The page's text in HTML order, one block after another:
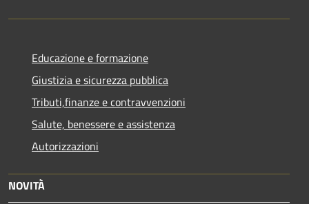
Educazione e formazione
Giustizia e sicurezza pubblica
Tributi,finanze e contravvenzioni
Salute, benessere e assistenza
Autorizzazioni
NOVITÀ